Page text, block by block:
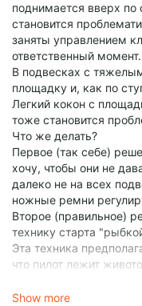
поднимается вверх по
становится
заняты управлением
ответственный момент.
В подвесках с
площадку и, как по
Легкий кокон с
тоже становится
Что же делать?
Первое (так себе)
хочу, чтобы они не
далеко не на всех
ножные ремни
Второе (правильное)
технику старта
Эта техника
что пилот лежит
натяжении за
Show more